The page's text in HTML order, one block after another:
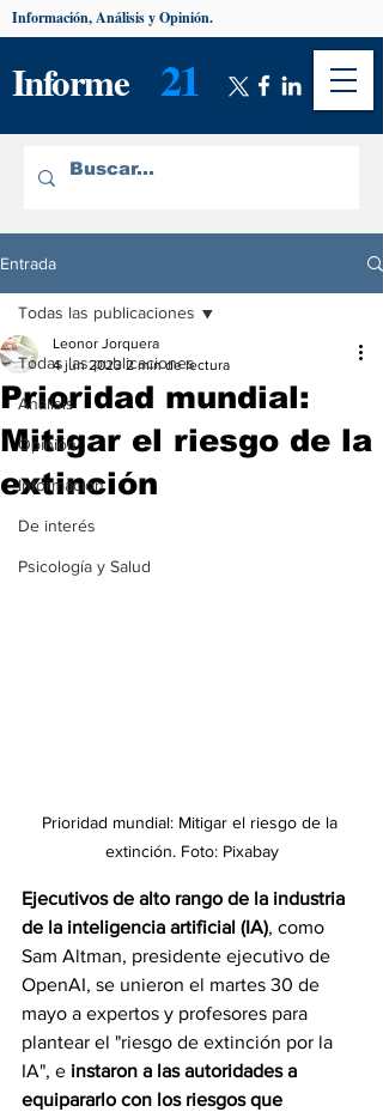
Informe 21
Información, Análisis y Opinión.
Entrada
Todas las publicaciones
Análisis
Opinión
Información
De interés
Psicología y Salud
Todas las publicaciones
Prioridad mundial:
Mitigar el riesgo de la
extinción
Leonor Jorquera
4 jun 2023 2 min de lectura
Prioridad mundial: Mitigar el riesgo de la
extinción. Foto: Pixabay
Ejecutivos de alto rango de la industria
de la inteligencia artificial (IA), como
Sam Altman, presidente ejecutivo de
OpenAI, se unieron el martes 30 de
mayo a expertos y profesores para
plantear el "riesgo de extinción por la
IA", e instaron a las autoridades a
equipararlo con los riesgos que